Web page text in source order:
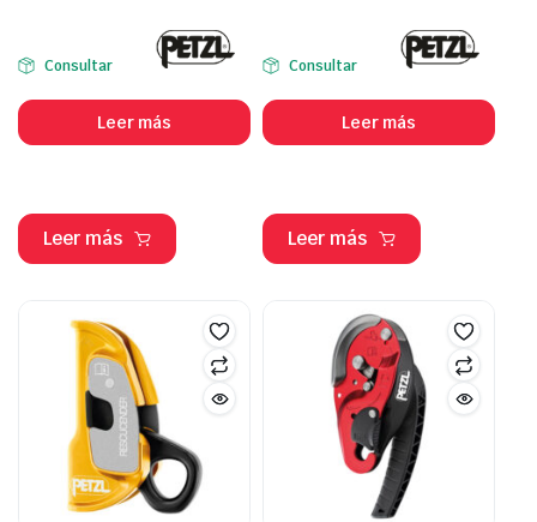
Consultar
Leer más
Leer más
Consultar
Leer más
Leer más